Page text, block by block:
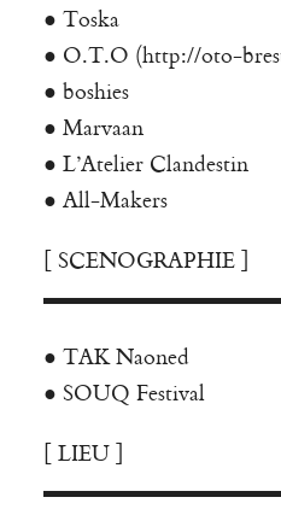
● Toska
● O.T.O (http://oto-
● boshies
● Marvaan
● L’Atelier Clandestin
● All-Makers
[ SCENOGRAPHIE ]
▬▬▬▬▬▬▬▬▬▬▬
● TAK Naoned
● SOUQ Festival
[ LIEU ]
▬▬▬▬▬▬▬▬▬▬▬